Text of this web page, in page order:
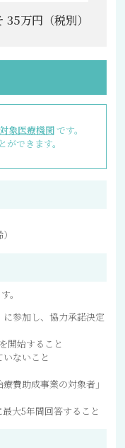
35万円（税別）
象医療機関です。
できます。
。
参加し、協力承諾決定
開始すること
ないこと
費助成事業の対象者」
大5年間回答すること